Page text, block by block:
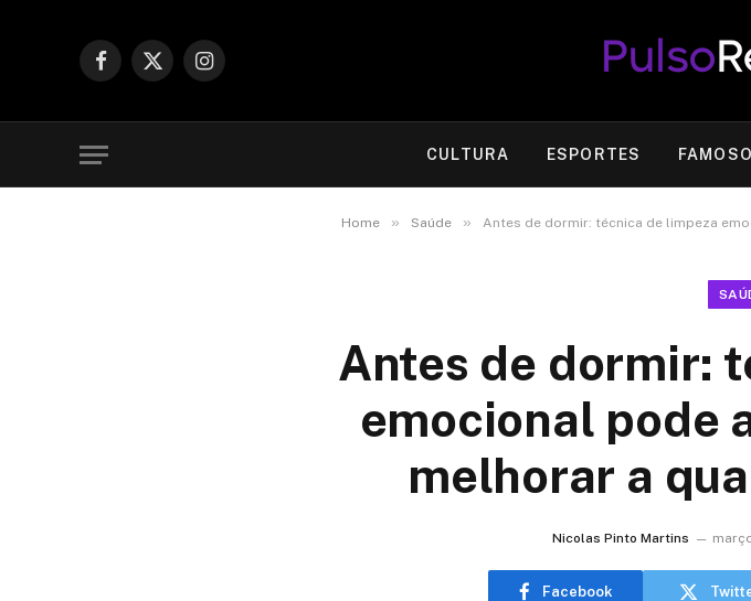
Facebook
X
Instagram
CULTURA ESPORTES
Home » Saúde » Antes de dormir: técnica de limpeza
Antes de dormir:
emocional pode
melhorar a
Nicolas Pinto Martins
Facebook